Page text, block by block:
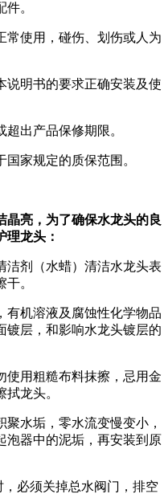
。
常使用，碰伤、划伤或人为
说明书的要求正确安装及使
出产品保修期限。
家规定的质保范围。
晶亮，为了确保水龙头的良
理龙头：
洁剂（水蜡）清洁水龙头表
。
有机溶液及腐蚀性化学物品
镀层，和影响水龙头镀层的
使用粗糙布料抹擦，忌用金
龙头。
水垢，零水流变慢变小，
泡器中的泥垢，再安装到原
必须关掉总水阀门，排空